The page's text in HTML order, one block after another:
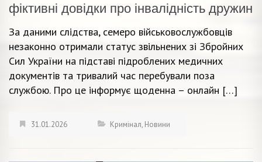
фіктивні довідки про інвалідність дружин
За даними слідства, семеро військовослужбовців
незаконно отримали статус звільнених зі Збройних
Сил України на підставі підроблених медичних
документів та тривалий час перебували поза
службою. Про це інформує щоденна – онлайн […]
31.01.2026 Кримінал, Новини